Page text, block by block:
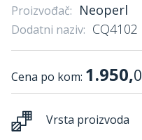
Proizvođač: Neoperl
Dodatni naziv: CQ4102
Cena po kom: 1.950,
Vrsta proizvoda